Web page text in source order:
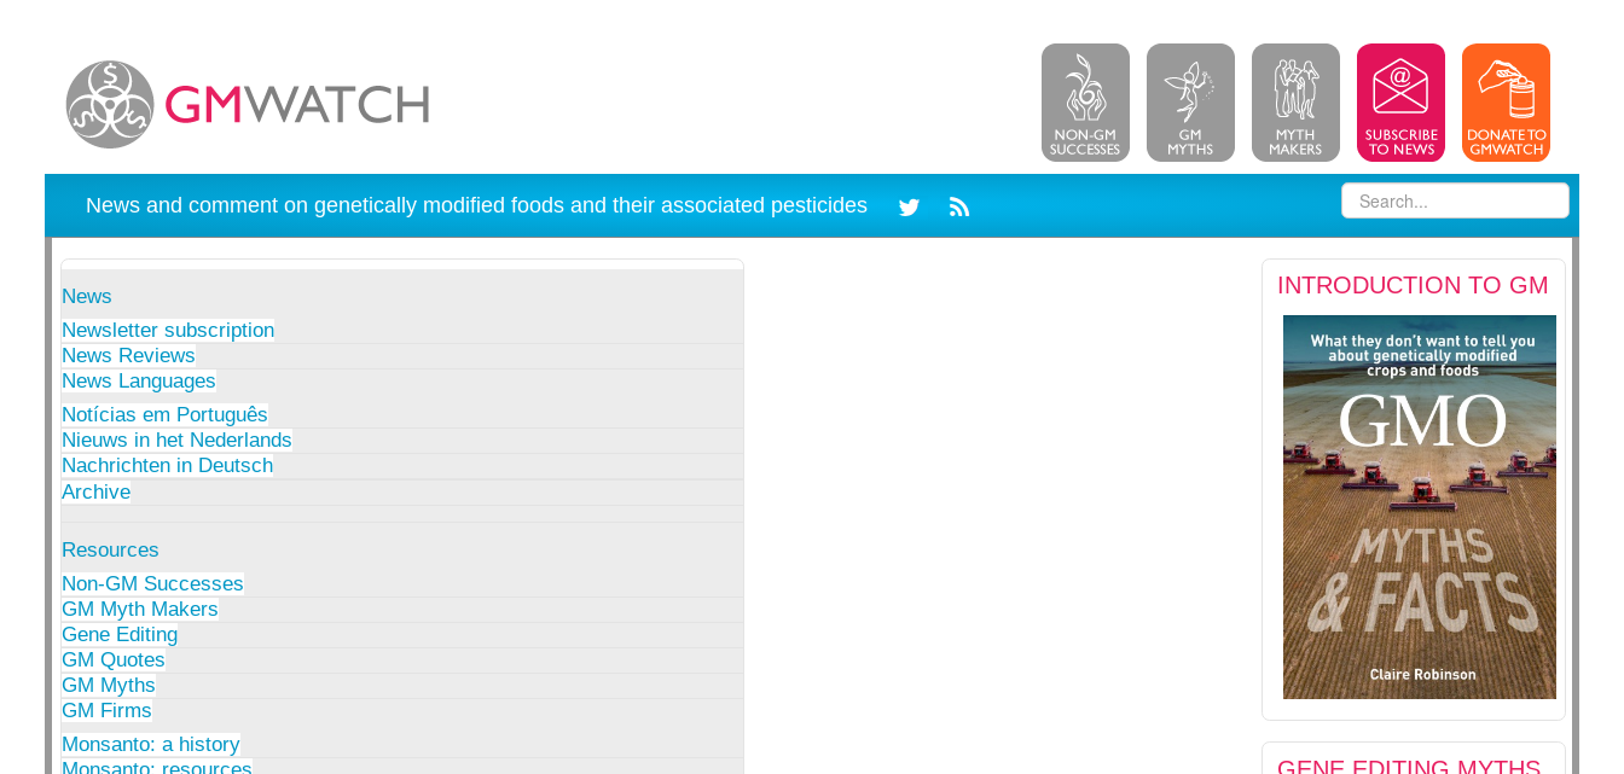
News and comment on genetically modified foods and their associated pesticides
News
Newsletter subscription
News Reviews
News Languages
Notícias em Português
Nieuws in het Nederlands
Nachrichten in Deutsch
Archive
Resources
Non-GM Successes
GM Myth Makers
Gene Editing
GM Quotes
GM Myths
GM Firms
Monsanto: a history
INTRODUCTION TO GM